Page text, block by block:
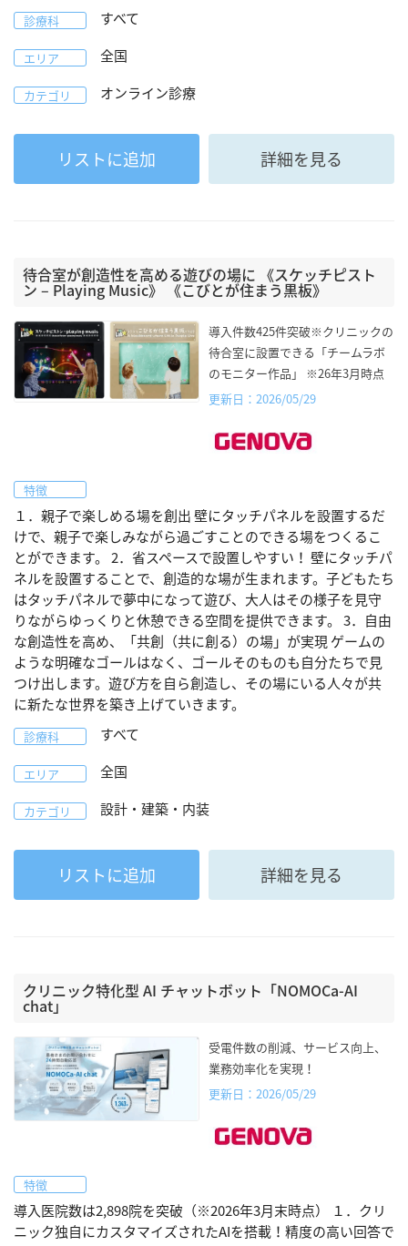
診療科 すべて
エリア 全国
カテゴリ オンライン診療
リストに追加 詳細を見る
待合室が創造性を高める遊びの場に 《スケッチピスト
ン – Playing Music》 《こびとが住まう黒板》
導入件数425件突破※クリニックの
待合室に設置できる「チームラボ
のモニター作品」 ※26年3月時点
更新日：2026/05/29
特徴
１．親子で楽しめる場を創出 壁にタッチパネルを設置するだ
けで、親子で楽しみながら過ごすことのできる場をつくるこ
とができます。 2．省スペースで設置しやすい！ 壁にタッチパ
ネルを設置することで、創造的な場が生まれます。子どもたち
はタッチパネルで夢中になって遊び、大人はその様子を見守
りながらゆっくりと休憩できる空間を提供できます。 3．自由
な創造性を高め、「共創（共に創る）の場」が実現 ゲームの
ような明確なゴールはなく、ゴールそのものも自分たちで見
つけ出します。遊び方を自ら創造し、その場にいる人々が共
に新たな世界を築き上げていきます。
診療科 すべて
エリア 全国
カテゴリ 設計・建築・内装
リストに追加 詳細を見る
クリニック特化型 AI チャットボット「NOMOCa-AI
chat」
受電件数の削減、サービス向上、
業務効率化を実現！
更新日：2026/05/29
特徴
導入医院数は2,898院を突破（※2026年3月末時点） １．クリ
ニック独自にカスタマイズされたAIを搭載！精度の高い回答で